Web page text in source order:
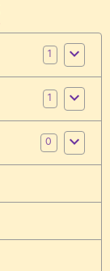
1
1
0